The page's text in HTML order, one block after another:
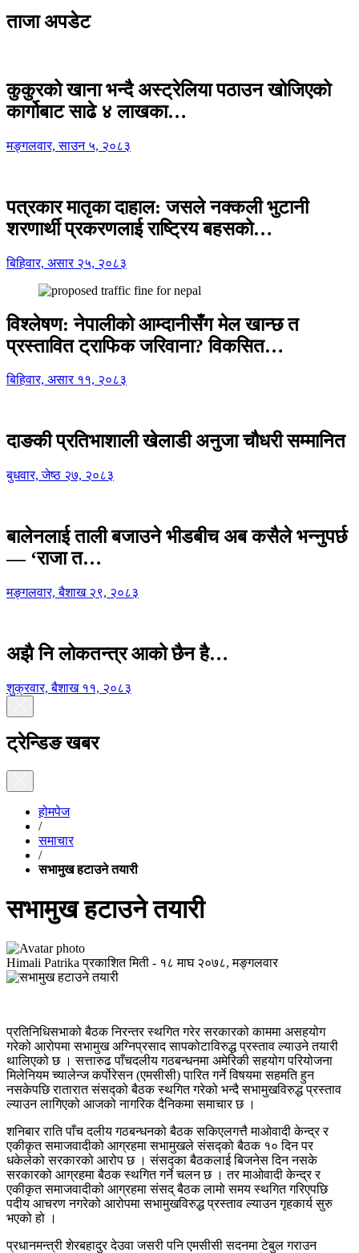
ताजा अपडेट
कुकुरको खाना भन्दै अस्ट्रेलिया पठाउन खोजिएको
कार्गोबाट साढे ४ लाखका…
मङ्गलवार, साउन ५, २०८३
पत्रकार मातृका दाहाल: जसले नक्कली भुटानी
शरणार्थी प्रकरणलाई राष्ट्रिय बहसको…
बिहिवार, असार २५, २०८३
विश्लेषण: नेपालीको आम्दानीसँग मेल खान्छ त
प्रस्तावित ट्राफिक जरिवाना? विकसित…
बिहिवार, असार ११, २०८३
दाङकी प्रतिभाशाली खेलाडी अनुजा चौधरी सम्मानित
बुधवार, जेष्ठ २७, २०८३
बालेनलाई ताली बजाउने भीडबीच अब कसैले भन्नुपर्छ
— ‘राजा त…
मङ्गलवार, बैशाख २९, २०८३
अझै नि लोकतन्त्र आको छैन है…
शुक्रवार, बैशाख ११, २०८३
ट्रेन्डिङ खबर
होमपेज
/
समाचार
/
सभामुख हटाउने तयारी
सभामुख हटाउने तयारी
Himali Patrika प्रकाशित मिती - १८ माघ २०७८, मङ्गलवार
प्रतिनिधिसभाको बैठक निरन्तर स्थगित गरेर सरकारको काममा असहयोग
गरेको आरोपमा सभामुख अग्निप्रसाद सापकोटाविरुद्ध प्रस्ताव ल्याउने तयारी
थालिएको छ । सत्तारुढ पाँचदलीय गठबन्धनमा अमेरिकी सहयोग परियोजना
मिलेनियम च्यालेन्ज कर्पोरेसन (एमसीसी) पारित गर्ने विषयमा सहमति हुन
नसकेपछि रातारात संसद्को बैठक स्थगित गरेको भन्दै सभामुखविरुद्ध प्रस्ताव
ल्याउन लागिएको आजको नागरिक दैनिकमा समाचार छ ।
शनिबार राति पाँच दलीय गठबन्धनको बैठक सकिएलगत्तै माओवादी केन्द्र र
एकीकृत समाजवादीको आग्रहमा सभामुखले संसद्को बैठक १० दिन पर
धकेलेको सरकारको आरोप छ । संसद्का बैठकलाई बिजनेस दिन नसके
सरकारको आग्रहमा बैठक स्थगित गर्ने चलन छ । तर माओवादी केन्द्र र
एकीकृत समाजवादीको आग्रहमा संसद् बैठक लामो समय स्थगित गरिएपछि
पदीय आचरण नगरेको आरोपमा सभामुखविरुद्ध प्रस्ताव ल्याउन गृहकार्य सुरु
भएको हो ।
प्रधानमन्त्री शेरबहादुर देउवा जसरी पनि एमसीसी सदनमा टेबुल गराउन